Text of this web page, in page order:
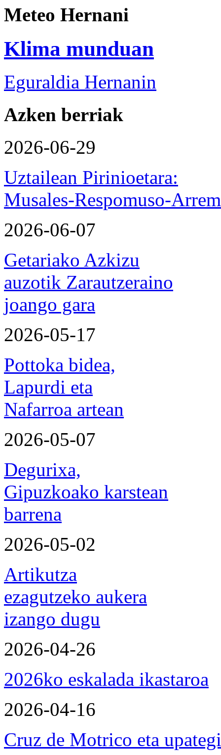
Meteo Hernani
Klima munduan
Eguraldia Hernanin
Azken berriak
2026-06-29
Uztailean Pirinioetara:
Musales-Respomuso-
2026-06-07
Getariako Azkizu
auzotik Zarautzeraino
joango gara
2026-05-17
Pottoka bidea,
Lapurdi eta
Nafarroa artean
2026-05-07
Degurixa,
Gipuzkoako karstean
barrena
2026-05-02
Artikutza
ezagutzeko aukera
izango dugu
2026-04-26
2026ko eskalada ikastaroa
2026-04-16
Cruz de Motrico eta